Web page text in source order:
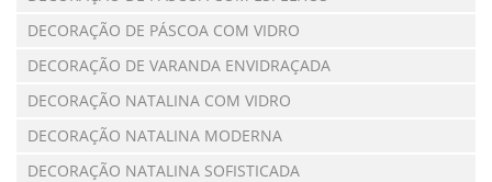
DECORAÇÃO DE PÁSCOA COM VIDRO
DECORAÇÃO DE VARANDA ENVIDRAÇADA
DECORAÇÃO NATALINA COM VIDRO
DECORAÇÃO NATALINA MODERNA
DECORAÇÃO NATALINA SOFISTICADA